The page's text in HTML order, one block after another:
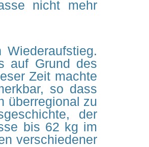
nicht mehr
auf Grund des
Zeit machte
so dass
überregional zu
der
bis 62 kg im
verschiedener